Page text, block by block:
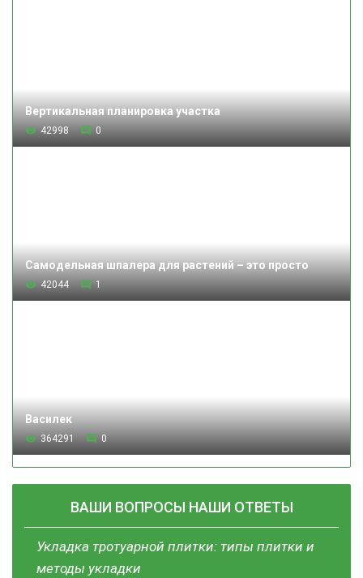
Вертикальная планировка участка
42998 0
Самодельная шпалера для растений – это просто
42044 1
Василек
364291 0
ВАШИ ВОПРОСЫ НАШИ ОТВЕТЫ
Укладка тротуарной плитки: типы плитки и
методы укладки